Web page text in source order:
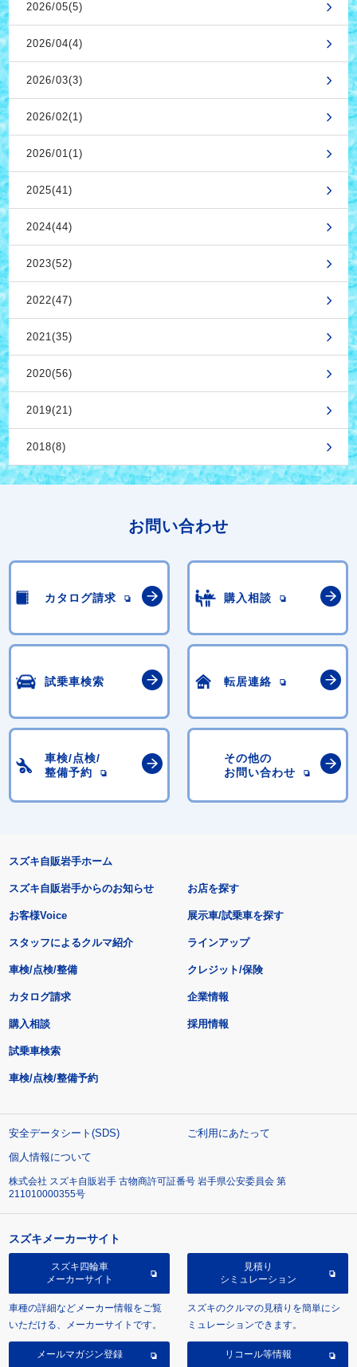
2026/05(5)
2026/04(4)
2026/03(3)
2026/02(1)
2026/01(1)
2025(41)
2024(44)
2023(52)
2022(47)
2021(35)
2020(56)
2019(21)
2018(8)
お問い合わせ
カタログ請求 購入相談
試乗車検索 転居連絡
車検/点検/
整備予約
その他の
お問い合わせ
スズキ自販岩手ホーム
スズキ自販岩手からのお知らせ
お客様Voice
スタッフによるクルマ紹介
お店を探す
展示車/試乗車を探す
ラインアップ
車検/点検/整備 クレジット/保険
カタログ請求
購入相談
試乗車検索
車検/点検/整備予約
企業情報
採用情報
安全データシート(SDS)
ご利用にあたって
個人情報について
株式会社 スズキ自販岩手 古物商許可証番号 岩手県公安委員会 第
211010000355号
スズキメーカーサイト
スズキ四輪車
メーカーサイト
車種の詳細などメーカー情報をご覧
いただける、メーカーサイトです。
見積り
シミュレーション
スズキのクルマの見積りを簡単にシ
ミュレーションできます。
メールマガジン登録 リコール等情報